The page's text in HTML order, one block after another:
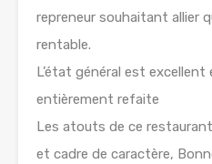
repreneur souhaitant allier
rentable.
L’état général est excellent
entièrement refaite
Les atouts de ce
et cadre de caractère,